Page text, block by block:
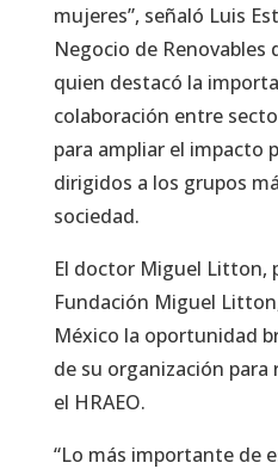
mujeres”, señaló Luis
Negocio de Renovables
quien destacó la
colaboración entre
para ampliar el impacto
dirigidos a los grupos
sociedad.
El doctor Miguel Litton,
Fundación Miguel
México la oportunidad
de su organización para
el HRAEO.
“Lo más importante de